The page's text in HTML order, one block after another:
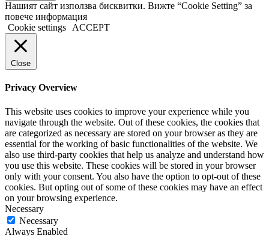
Нашият сайт използва бисквитки. Вижте “Cookie Setting” за
повече информация
Cookie settings
ACCEPT
Close
Privacy Overview
This website uses cookies to improve your experience while you
navigate through the website. Out of these cookies, the cookies that
are categorized as necessary are stored on your browser as they are
essential for the working of basic functionalities of the website. We
also use third-party cookies that help us analyze and understand how
you use this website. These cookies will be stored in your browser
only with your consent. You also have the option to opt-out of these
cookies. But opting out of some of these cookies may have an effect
on your browsing experience.
Necessary
Necessary
Always Enabled